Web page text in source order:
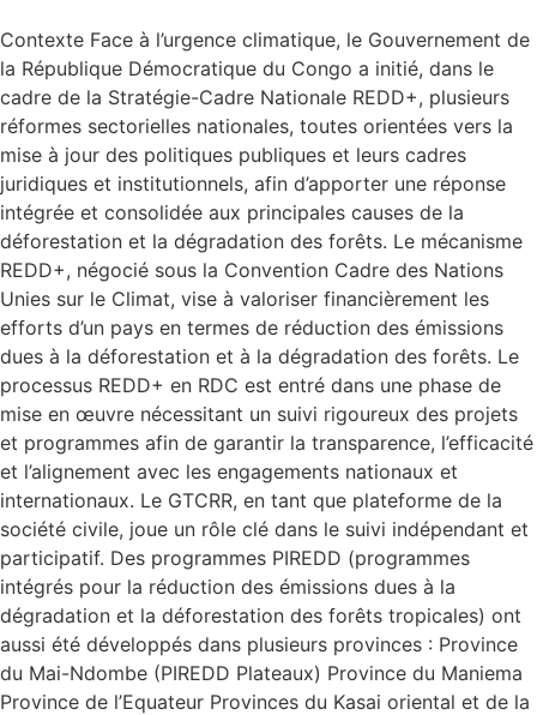
Contexte Face à l’urgence climatique, le Gouvernement de
la République Démocratique du Congo a initié, dans le
cadre de la Stratégie-Cadre Nationale REDD+, plusieurs
réformes sectorielles nationales, toutes orientées vers la
mise à jour des politiques publiques et leurs cadres
juridiques et institutionnels, afin d’apporter une réponse
intégrée et consolidée aux principales causes de la
déforestation et la dégradation des forêts. Le mécanisme
REDD+, négocié sous la Convention Cadre des Nations
Unies sur le Climat, vise à valoriser financièrement les
efforts d’un pays en termes de réduction des émissions
dues à la déforestation et à la dégradation des forêts. Le
processus REDD+ en RDC est entré dans une phase de
mise en œuvre nécessitant un suivi rigoureux des projets
et programmes afin de garantir la transparence, l’efficacité
et l’alignement avec les engagements nationaux et
internationaux. Le GTCRR, en tant que plateforme de la
société civile, joue un rôle clé dans le suivi indépendant et
participatif. Des programmes PIREDD (programmes
intégrés pour la réduction des émissions dues à la
dégradation et la déforestation des forêts tropicales) ont
aussi été développés dans plusieurs provinces : Province
du Mai-Ndombe (PIREDD Plateaux) Province du Maniema
Province de l’Equateur Provinces du Kasai oriental et de la